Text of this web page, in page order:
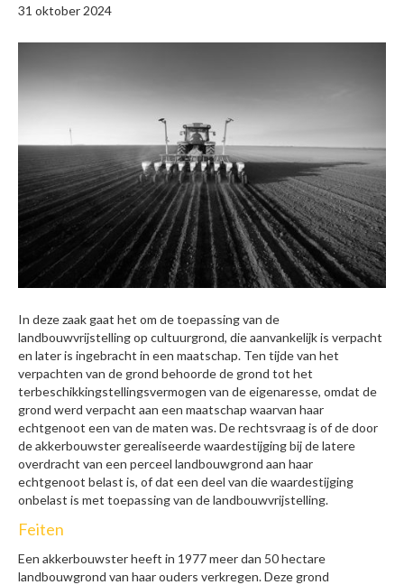
31 oktober 2024
In deze zaak gaat het om de toepassing van de
landbouwvrijstelling op cultuurgrond, die aanvankelijk is verpacht
en later is ingebracht in een maatschap. Ten tijde van het
verpachten van de grond behoorde de grond tot het
terbeschikkingstellingsvermogen van de eigenaresse, omdat de
grond werd verpacht aan een maatschap waarvan haar
echtgenoot een van de maten was. De rechtsvraag is of de door
de akkerbouwster gerealiseerde waardestijging bij de latere
overdracht van een perceel landbouwgrond aan haar
echtgenoot belast is, of dat een deel van die waardestijging
onbelast is met toepassing van de landbouwvrijstelling.
Feiten
Een akkerbouwster heeft in 1977 meer dan 50 hectare
landbouwgrond van haar ouders verkregen. Deze grond